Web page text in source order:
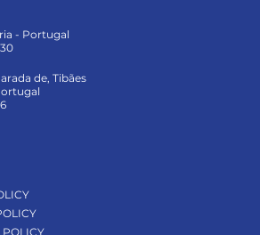
- Portugal
de, Tibães
POLICY